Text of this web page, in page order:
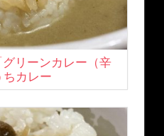
リーンカレー（辛
カレー